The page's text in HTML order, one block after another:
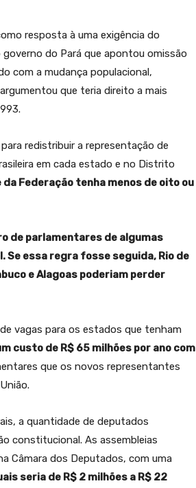
resposta à uma exigência do
governo do Pará que apontou omissão
com a mudança populacional,
que teria direito a mais
redistribuir a representação de
em cada estado e no Distrito
Federação tenha menos de oito ou
de parlamentares de algumas
essa regra fosse seguida, Rio de
e Alagoas poderiam perder
vagas para os estados que tenham
custo de R$ 65 milhões por ano com
que os novos representantes
a quantidade de deputados
constitucional. As assembleias
Câmara dos Deputados, com uma
seria de R$ 2 milhões a R$ 22